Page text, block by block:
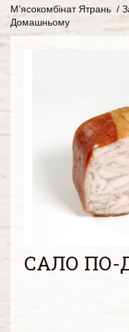
М’ясокомбінат Ятрань /
Домашньому
САЛО